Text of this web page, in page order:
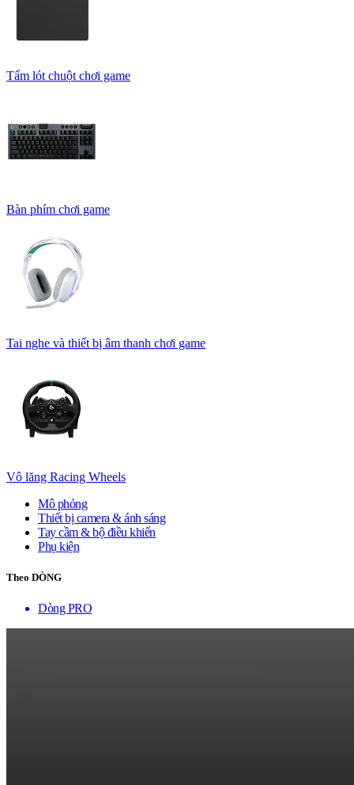
Tấm lót chuột chơi game
Bàn phím chơi game
Tai nghe và thiết bị âm thanh chơi game
Vô lăng Racing Wheels
Mô phỏng
Thiết bị camera & ánh sáng
Tay cầm & bộ điều khiển
Phụ kiện
Theo DÒNG
Dòng PRO